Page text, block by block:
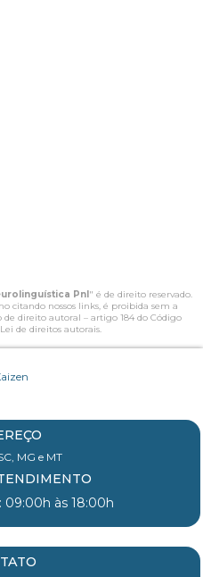
Pnl" é de direito reservado.
citando nossos links, é proibida sem a
direito autoral – artigo 184 do Código
de direitos autorais.
MG e MT
09:00h às 18:00h